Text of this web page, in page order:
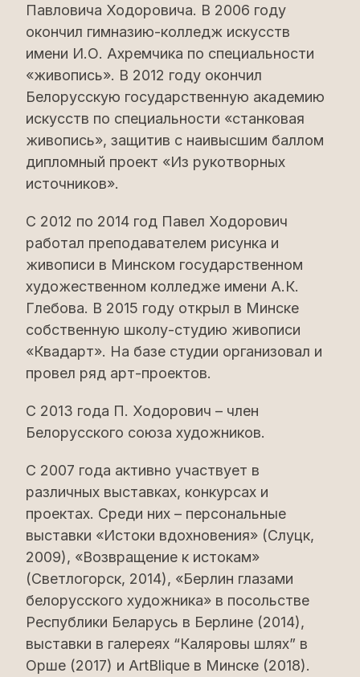
Павловича Ходоровича. В 2006 году
окончил гимназию-колледж искусств
имени И.О. Ахремчика по специальности
«живопись». В 2012 году окончил
Белорусскую государственную академию
искусств по специальности «станковая
живопись», защитив с наивысшим баллом
дипломный проект «Из рукотворных
источников».
С 2012 по 2014 год Павел Ходорович
работал преподавателем рисунка и
живописи в Минском государственном
художественном колледже имени А.К.
Глебова. В 2015 году открыл в Минске
собственную школу-студию живописи
«Квадарт». На базе студии организовал и
провел ряд арт-проектов.
С 2013 года П. Ходорович – член
Белорусского союза художников.
С 2007 года активно участвует в
различных выставках, конкурсах и
проектах. Среди них – персональные
выставки «Истоки вдохновения» (Слуцк,
2009), «Возвращение к истокам»
(Светлогорск, 2014), «Берлин глазами
белорусского художника» в посольстве
Республики Беларусь в Берлине (2014),
выставки в галереях “Каляровы шлях” в
Орше (2017) и ArtBlique в Минске (2018).